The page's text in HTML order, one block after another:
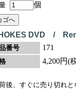
個
DVD /
番号 171
4,200円(
後、すぐに売り切れ